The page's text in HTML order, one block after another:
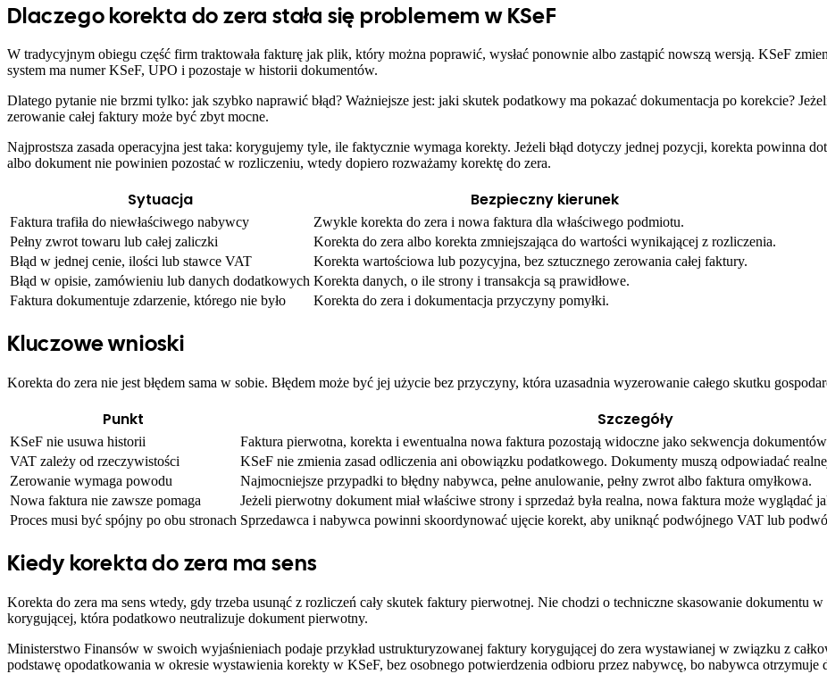
Dlaczego korekta do zera stała się problemem w KSeF
W tradycyjnym obiegu część firm traktowała fakturę jak plik, który można poprawić, wysłać ponownie albo zastąpić nowszą wersją. KSeF
system ma numer KSeF, UPO i pozostaje w historii dokumentów.
Dlatego pytanie nie brzmi tylko: jak szybko naprawić błąd? Ważniejsze jest: jaki skutek podatkowy ma pokazać dokumentacja po korekcie?
zerowanie całej faktury może być zbyt mocne.
Najprostsza zasada operacyjna jest taka: korygujemy tyle, ile faktycznie wymaga korekty. Jeżeli błąd dotyczy jednej pozycji, korekta powinna
albo dokument nie powinien pozostać w rozliczeniu, wtedy dopiero rozważamy korektę do zera.
Sytuacja Bezpieczny kierunek
Faktura trafiła do niewłaściwego nabywcy
Zwykle korekta do zera i nowa faktura dla właściwego podmiotu.
Pełny zwrot towaru lub całej zaliczki
Korekta do zera albo korekta zmniejszająca do wartości wynikającej z rozliczenia.
Błąd w jednej cenie, ilości lub stawce VAT
Korekta wartościowa lub pozycyjna, bez sztucznego zerowania całej faktury.
Błąd w opisie, zamówieniu lub danych dodatkowych Korekta danych, o ile strony i transakcja są prawidłowe.
Faktura dokumentuje zdarzenie, którego nie było
Korekta do zera i dokumentacja przyczyny pomyłki.
Kluczowe wnioski
Korekta do zera nie jest błędem sama w sobie. Błędem może być jej użycie bez przyczyny, która uzasadnia wyzerowanie całego skutku
Punkt Szczegóły
KSeF nie usuwa historii
Faktura pierwotna, korekta i ewentualna nowa faktura pozostają widoczne jako sekwencja
VAT zależy od rzeczywistości
KSeF nie zmienia zasad odliczenia ani obowiązku podatkowego. Dokumenty muszą odpowiadać
Zerowanie wymaga powodu
Najmocniejsze przypadki to błędny nabywca, pełne anulowanie, pełny zwrot albo faktura omyłkowa.
Nowa faktura nie zawsze pomaga
Jeżeli pierwotny dokument miał właściwe strony i sprzedaż była realna, nowa faktura może wyglądać
Proces musi być spójny po obu stronach Sprzedawca i nabywca powinni skoordynować ujęcie korekt, aby uniknąć podwójnego VAT lub
Kiedy korekta do zera ma sens
Korekta do zera ma sens wtedy, gdy trzeba usunąć z rozliczeń cały skutek faktury pierwotnej. Nie chodzi o techniczne skasowanie dokumentu
korygującej, która podatkowo neutralizuje dokument pierwotny.
Ministerstwo Finansów w swoich wyjaśnieniach podaje przykład ustrukturyzowanej faktury korygującej do zera wystawianej w związku z
podstawę opodatkowania w okresie wystawienia korekty w KSeF, bez osobnego potwierdzenia odbioru przez nabywcę, bo nabywca otrzymuje